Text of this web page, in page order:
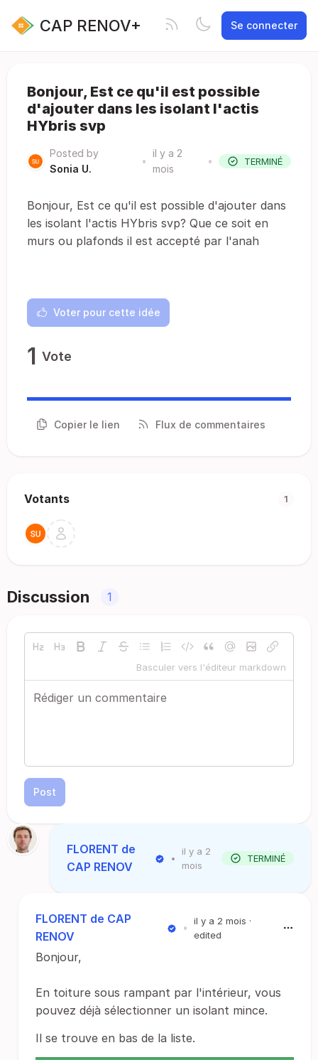
CAP RENOV+ Se connecter
Bonjour, Est ce qu'il est possible
d'ajouter dans les isolant l'actis
HYbris svp
Posted by
Sonia U.
•
il y a 2
mois
• TERMINÉ
Bonjour, Est ce qu'il est possible d'ajouter dans
les isolant l'actis HYbris svp? Que ce soit en
murs ou plafonds il est accepté par l'anah
Voter pour cette idée
1 Vote
Copier le lien Flux de commentaires
Votants 1
Discussion 1
Basculer vers l'éditeur markdown
Post
FLORENT de
CAP RENOV
•
il y a 2
mois
TERMINÉ
FLORENT de CAP
RENOV
•
il y a 2 mois ·
edited
Bonjour,
En toiture sous rampant par l'intérieur, vous
pouvez déjà sélectionner un isolant mince.
Il se trouve en bas de la liste.